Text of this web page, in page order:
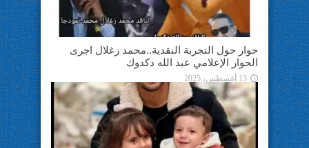
حوار حول التجربة النقدية..محمد زغلال اجرى
الحوار الإعلامي عبد الله دكدوك
13 أغسطس، 2025